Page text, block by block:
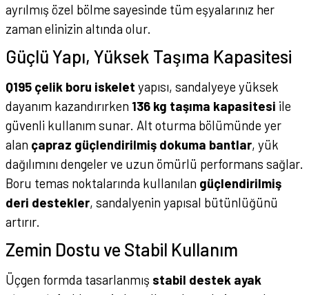
ayrılmış özel bölme sayesinde tüm eşyalarınız her
zaman elinizin altında olur.
Güçlü Yapı, Yüksek Taşıma Kapasitesi
Q195 çelik boru iskelet yapısı, sandalyeye yüksek
dayanım kazandırırken 136 kg taşıma kapasitesi ile
güvenli kullanım sunar. Alt oturma bölümünde yer
alan çapraz güçlendirilmiş dokuma bantlar, yük
dağılımını dengeler ve uzun ömürlü performans sağlar.
Boru temas noktalarında kullanılan güçlendirilmiş
deri destekler, sandalyenin yapısal bütünlüğünü
artırır.
Zemin Dostu ve Stabil Kullanım
Üçgen formda tasarlanmış stabil destek ayak